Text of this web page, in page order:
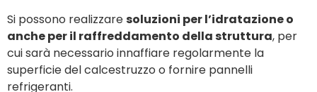
Si possono realizzaresoluzioni per l’idratazione o
anche per il raffreddamento della struttura, per
cui sarà necessario innaffiare regolarmente la
superficie del calcestruzzo o fornire pannelli
refrigeranti.